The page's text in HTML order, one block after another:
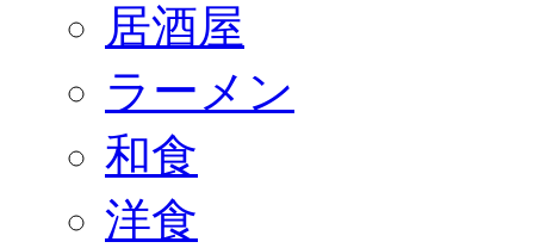
居酒屋
ラーメン
和食
洋食